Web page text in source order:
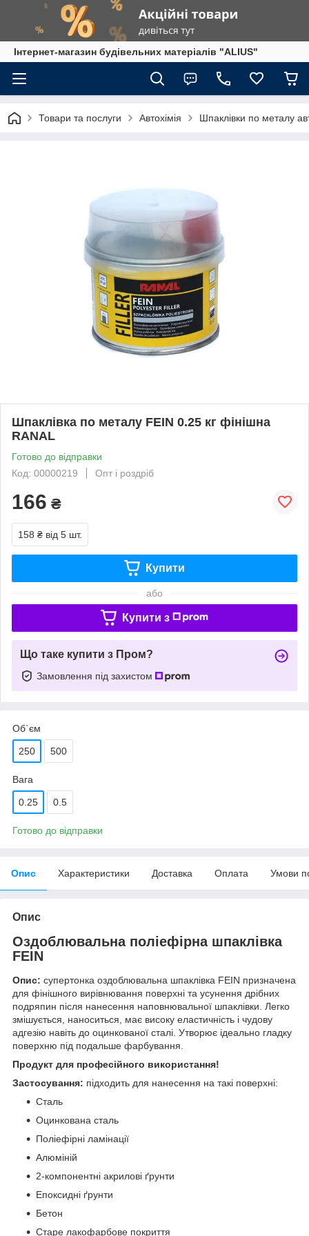
Інтернет-магазин будівельних матеріалів "ALIUS"
Товари та послуги Автохімія Шпаклівки по металу
Шпаклівка по металу FEIN 0.25 кг фінішна
RANAL
Готово до відправки
Код: 00000219
Опт і роздріб
166 ₴
158 ₴ від 5 шт.
Купити
або
Купити з
Що таке купити з Пром?
Замовлення під захистом
Об`єм
250 500
Вага
0.25 0.5
Готово до відправки
Опис Характеристики Доставка Оплата Умови
Опис
Оздоблювальна поліефірна шпаклівка
FEIN
Опис: супертонка оздоблювальна шпаклівка FEIN призначена
для фінішного вирівнювання поверхні та усунення дрібних
подряпин після нанесення наповнювальної шпаклівки. Легко
змішується, наноситься, має високу еластичність і чудову
адгезію навіть до оцинкованої сталі. Утворює ідеально гладку
поверхню під подальше фарбування.
Продукт для професійного використання!
Застосування: підходить для нанесення на такі поверхні:
Сталь
Оцинкована сталь
Поліефірні ламінації
Алюміній
2-компонентні акрилові ґрунти
Епоксидні ґрунти
Бетон
Старе лакофарбове покриття